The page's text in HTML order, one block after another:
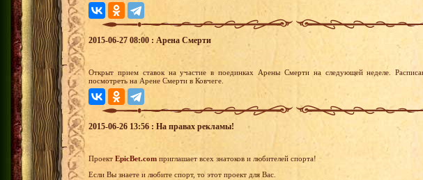
2015-06-27 08:00 : Арена Смерти
Открыт прием ставок на участие в поединках Арены Смерти на следующей неделе.
посмотреть на Арене Смерти в Ковчеге.
2015-06-26 13:56 : На правах рекламы!
Проект EpicBet.com приглашает всех знатоков и любителей спорта!
Если Вы знаете и любите спорт, то этот проект для Вас.